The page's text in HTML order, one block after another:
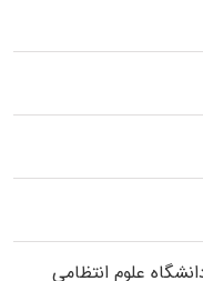
ﻋﻠﻮم انتظامی